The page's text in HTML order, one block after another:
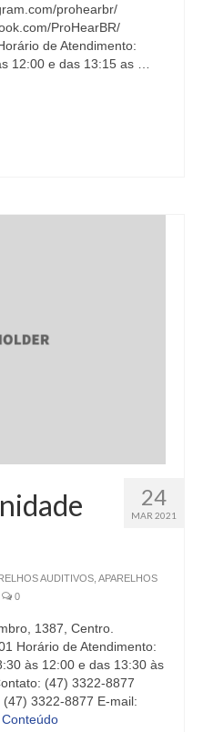
prohearbr/
ProHearBR/
de Atendimento:
12:00 e das 13:15 as …
24
MAR 2021
AUDITIVOS APARELHOS
0
1387, Centro.
Horário de Atendimento:
às 12:00 e das 13:30 às
(47) 3322-8877
3322-8877 E-mail:
Conteúdo